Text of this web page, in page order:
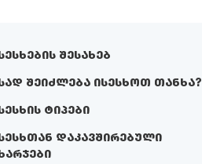
შესახებ
შეიძლება ისესხოთ თანხა?
ტიპები
დაკავშირებული